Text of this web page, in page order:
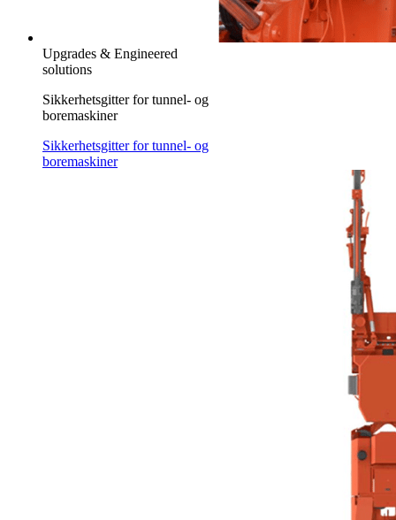
Upgrades & Engineered
solutions
Sikkerhetsgitter for tunnel- og
boremaskiner
Sikkerhetsgitter for tunnel- og
boremaskiner